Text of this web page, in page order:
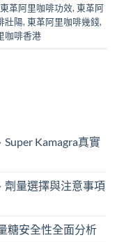
東革阿里咖啡功效, 東革阿
壯陽, 東革阿里咖啡幾錢,
咖啡香港
Kamagra真實
劑量選擇與注意事項
糖安全性全面分析